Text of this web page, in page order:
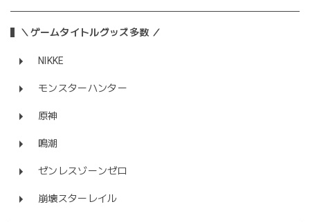
＼ゲームタイトルグッズ多数 ／
NIKKE
モンスターハンター
原神
鳴潮
ゼンレスゾーンゼロ
崩壊スターレイル